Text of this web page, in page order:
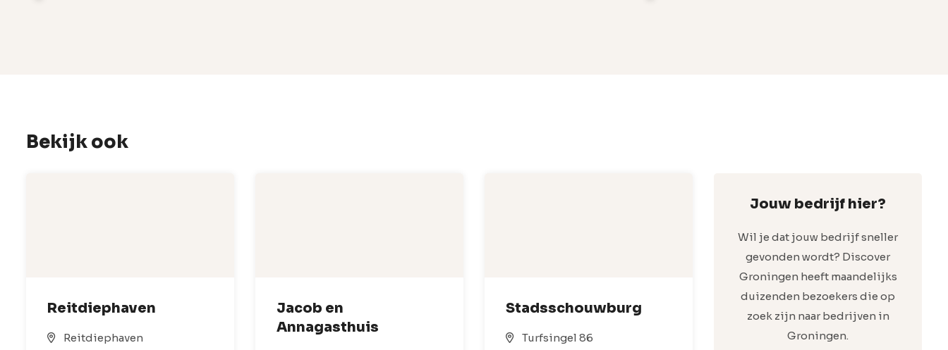
Bekijk ook
Reitdiephaven
Reitdiephaven
Jacob en
Annagasthuis
Stadsschouwburg
Turfsingel 86
Jouw bedrijf hier?
Wil je dat jouw bedrijf sneller
gevonden wordt? Discover
Groningen heeft maandelijks
duizenden bezoekers die op
zoek zijn naar bedrijven in
Groningen.